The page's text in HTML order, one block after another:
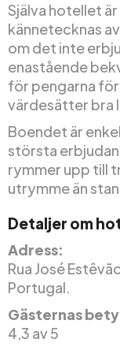
Själva hotellet
kännetecknas
om det inte
enastående
för pengarna
värdesätter bra
Boendet är
största
rymmer upp till
utrymme än
Detaljer om
Adress:
Rua José
Portugal.
Gästernas
4,3 av 5